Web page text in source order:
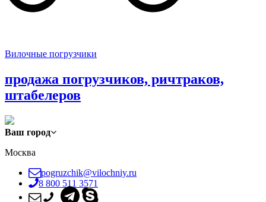
Вилочные погрузчики
продажа погрузчиков, ричтраков,
штабелеров
Ваш город
Москва
pogruzchik@vilochniy.ru
8 800 511 3571